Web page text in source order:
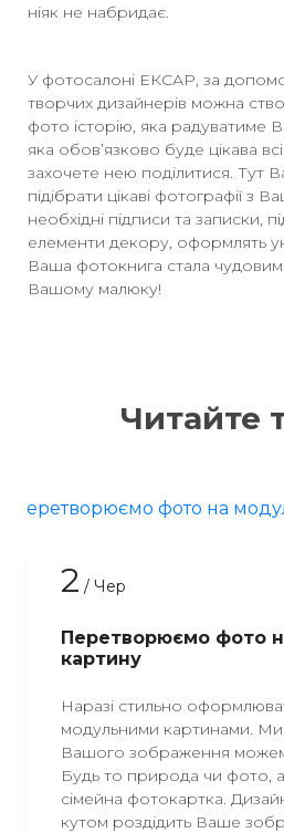
ніяк не набридає.
У фотосалоні ЕКСАР, за
творчих дизайнерів можна
фото історію, яка радуватиме
яка обов’язково буде цікава
захочете нею поділитися. Тут
підібрати цікаві фотографії з
необхідні підписи та записки,
елементи декору, оформлять
Ваша фотокнига стала
Вашому малюку!
Читайте
2 / Чер
Перетворюємо фото
картину
Наразі стильно
модульними картинами. Ми
Вашого зображення
Будь то природа чи фото,
сімейна фотокартка.
кутом роздідить Ваше